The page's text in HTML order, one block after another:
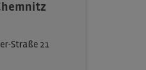
Straße 21